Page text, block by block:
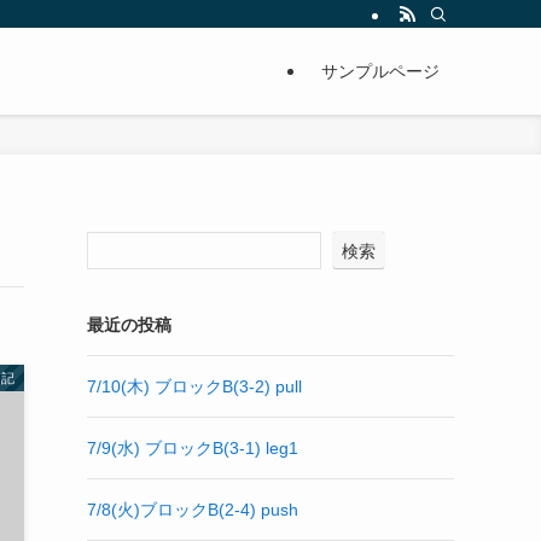
サンプルページ
検索
最近の投稿
7/10(木) ブロックB(3-2) pull
7/9(水) ブロックB(3-1) leg1
7/8(火)ブロックB(2-4) push